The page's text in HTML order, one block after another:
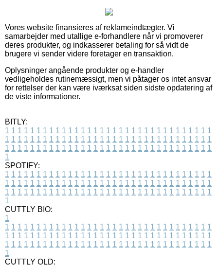
Vores website finansieres af reklameindtægter. Vi
samarbejder med utallige e-forhandlere når vi promoverer
deres produkter, og indkasserer betaling for så vidt de
brugere vi sender videre foretager en transaktion.
Oplysninger angående produkter og e-handler
vedligeholdes rutinemæssigt, men vi påtager os intet ansvar
for rettelser der kan være iværksat siden sidste opdatering af
de viste informationer.
BITLY:
1 1 1 1 1 1 1 1 1 1 1 1 1 1 1 1 1 1 1 1 1 1 1 1 1 1 1 1 1 1 1 1 1
1 1 1 1 1 1 1 1 1 1 1 1 1 1 1 1 1 1 1 1 1 1 1 1 1 1 1 1 1 1 1 1 1
1 1 1 1 1 1 1 1 1 1 1 1 1 1 1 1 1 1 1 1 1 1 1 1 1 1 1 1 1 1 1 1 1
1
SPOTIFY:
1 1 1 1 1 1 1 1 1 1 1 1 1 1 1 1 1 1 1 1 1 1 1 1 1 1 1 1 1 1 1 1 1
1 1 1 1 1 1 1 1 1 1 1 1 1 1 1 1 1 1 1 1 1 1 1 1 1 1 1 1 1 1 1 1 1
1 1 1 1 1 1 1 1 1 1 1 1 1 1 1 1 1 1 1 1 1 1 1 1 1 1 1 1 1 1 1 1 1
1
CUTTLY BIO:
1
1 1 1 1 1 1 1 1 1 1 1 1 1 1 1 1 1 1 1 1 1 1 1 1 1 1 1 1 1 1 1 1 1
1 1 1 1 1 1 1 1 1 1 1 1 1 1 1 1 1 1 1 1 1 1 1 1 1 1 1 1 1 1 1 1 1
1 1 1 1 1 1 1 1 1 1 1 1 1 1 1 1 1 1 1 1 1 1 1 1 1 1 1 1 1 1 1 1 1
1
CUTTLY OLD: